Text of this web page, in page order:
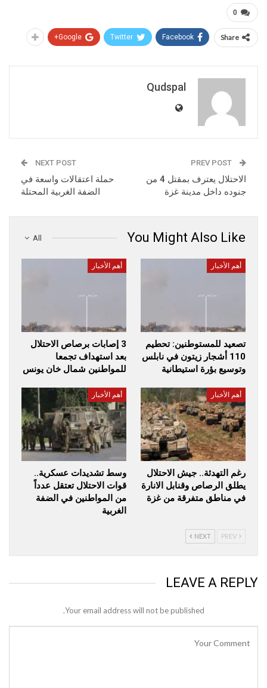
0
Share
Facebook
Twitter
Google+
Qudspal
الاحتلال يعترف بمقتل 4 من
جنوده داخل مدينة غزة
NEXT POST
حملة اعتقالات واسعة في
الضفة الغربية المحتلة
All You Might Also Like
أهم الأخبار
تصعيد للمستوطنين: تحطيم
110 أشجار زيتون في نابلس
وتوسيع بؤرة استيطانية
أهم الأخبار
3 إصابات برصاص الاحتلال
بعد استهداف تجمعا
للمواطنين شمال خان يونس
أهم الأخبار
رغم التهدئة.. جيش الاحتلال
يطلق الرصاص وقنابل الانارة
في مناطق متفرقة من غزة
أهم الأخبار
وسط تشديدات عسكرية..
قوات الاحتلال تعتقل عدداً
من المواطنين في الضفة
الغربية
NEXT
LEAVE A REPLY
Your email address will not be published.